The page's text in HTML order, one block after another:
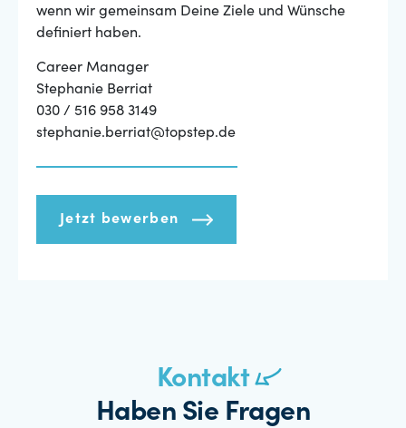
wenn wir gemeinsam Deine Ziele und Wünsche
definiert haben.
Career Manager
Stephanie Berriat
030 / 516 958 3149
stephanie.berriat@topstep.de
Jetzt bewerben
Kontakt
Haben Sie Fragen